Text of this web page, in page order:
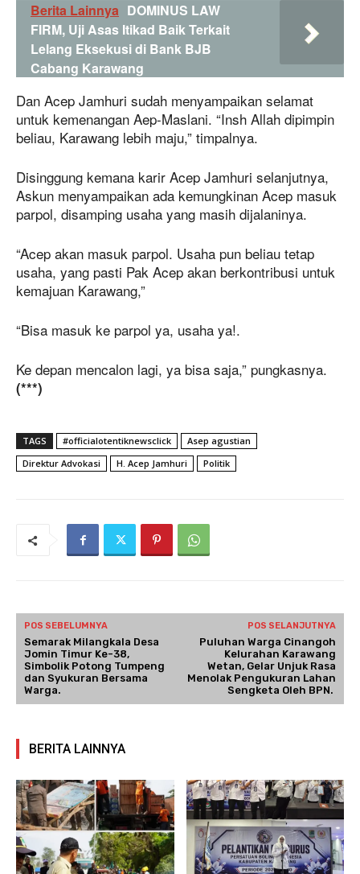
Berita Lainnya DOMINUS LAW
FIRM, Uji Asas Itikad Baik Terkait
Lelang Eksekusi di Bank BJB
Cabang Karawang
Dan Acep Jamhuri sudah menyampaikan selamat
untuk kemenangan Aep-Maslani. “Insh Allah dipimpin
beliau, Karawang lebih maju,” timpalnya.
Disinggung kemana karir Acep Jamhuri selanjutnya,
Askun menyampaikan ada kemungkinan Acep masuk
parpol, disamping usaha yang masih dijalaninya.
“Acep akan masuk parpol. Usaha pun beliau tetap
usaha, yang pasti Pak Acep akan berkontribusi untuk
kemajuan Karawang,”
“Bisa masuk ke parpol ya, usaha ya!.
Ke depan mencalon lagi, ya bisa saja,” pungkasnya.
(***)
TAGS #officialotentiknewsclick
Asep agustian
Direktur Advokasi
H. Acep Jamhuri Politik
POS SEBELUMNYA
Semarak Milangkala Desa
Jomin Timur Ke-38,
Simbolik Potong Tumpeng
dan Syukuran Bersama
Warga.
POS SELANJUTNYA
Puluhan Warga Cinangoh
Kelurahan Karawang
Wetan, Gelar Unjuk Rasa
Menolak Pengukuran Lahan
Sengketa Oleh BPN.
BERITA LAINNYA